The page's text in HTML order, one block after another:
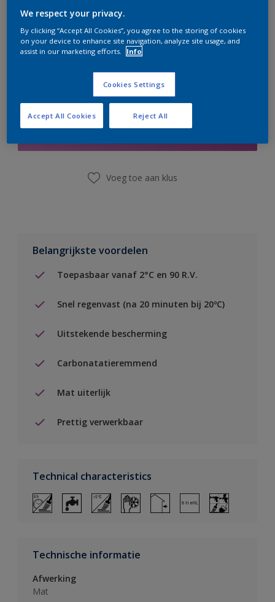
te bestellen. Houd de website in de gaten, we werken
Boodschappenlijst
Voeg toe aan klus
Belangrijkste voordelen
Toepasbaar vanaf 2°C en 90 R.V.
Snel regenvast (na 20 minuten bij 20ºC)
Uitstekende bescherming
Carbonatatieremmend
Mat uiterlijk
Prettig verwerkbaar
Technical characteristics
Technische informatie
Afwerking
Mat
We respect your privacy.
By clicking “Accept All Cookies”, you agree to the storing of cookies
on your device to enhance site navigation, analyze site usage, and
assist in our marketing efforts.
Info
Cookies Settings
Reject All
Accept All Cookies